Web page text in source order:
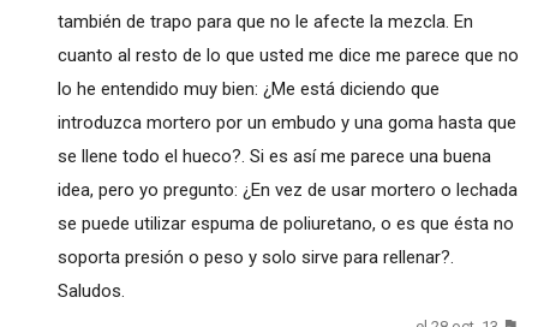
también de trapo para que no le afecte la mezcla. En
cuanto al resto de lo que usted me dice me parece que no
lo he entendido muy bien: ¿Me está diciendo que
introduzca mortero por un embudo y una goma hasta que
se llene todo el hueco?. Si es así me parece una buena
idea, pero yo pregunto: ¿En vez de usar mortero o lechada
se puede utilizar espuma de poliuretano, o es que ésta no
soporta presión o peso y solo sirve para rellenar?.
Saludos.